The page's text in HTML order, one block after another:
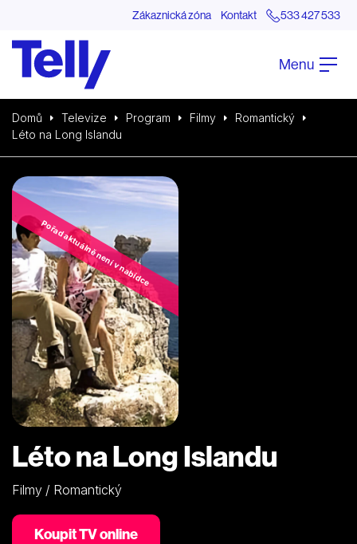
Zákaznická zóna Kontakt 533 427 533
Menu
Domů Televize Program Filmy
Romantický
Léto na Long Islandu
Pořad aktuálně není v nabídce
Léto na Long Islandu
Filmy / Romantický
Koupit TV online